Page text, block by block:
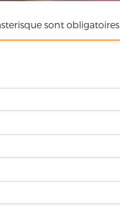
sont obligatoires